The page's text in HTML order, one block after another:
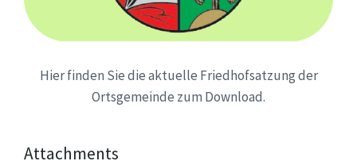
Hier finden Sie die aktuelle Friedhofsatzung der
Ortsgemeinde zum Download.
Attachments